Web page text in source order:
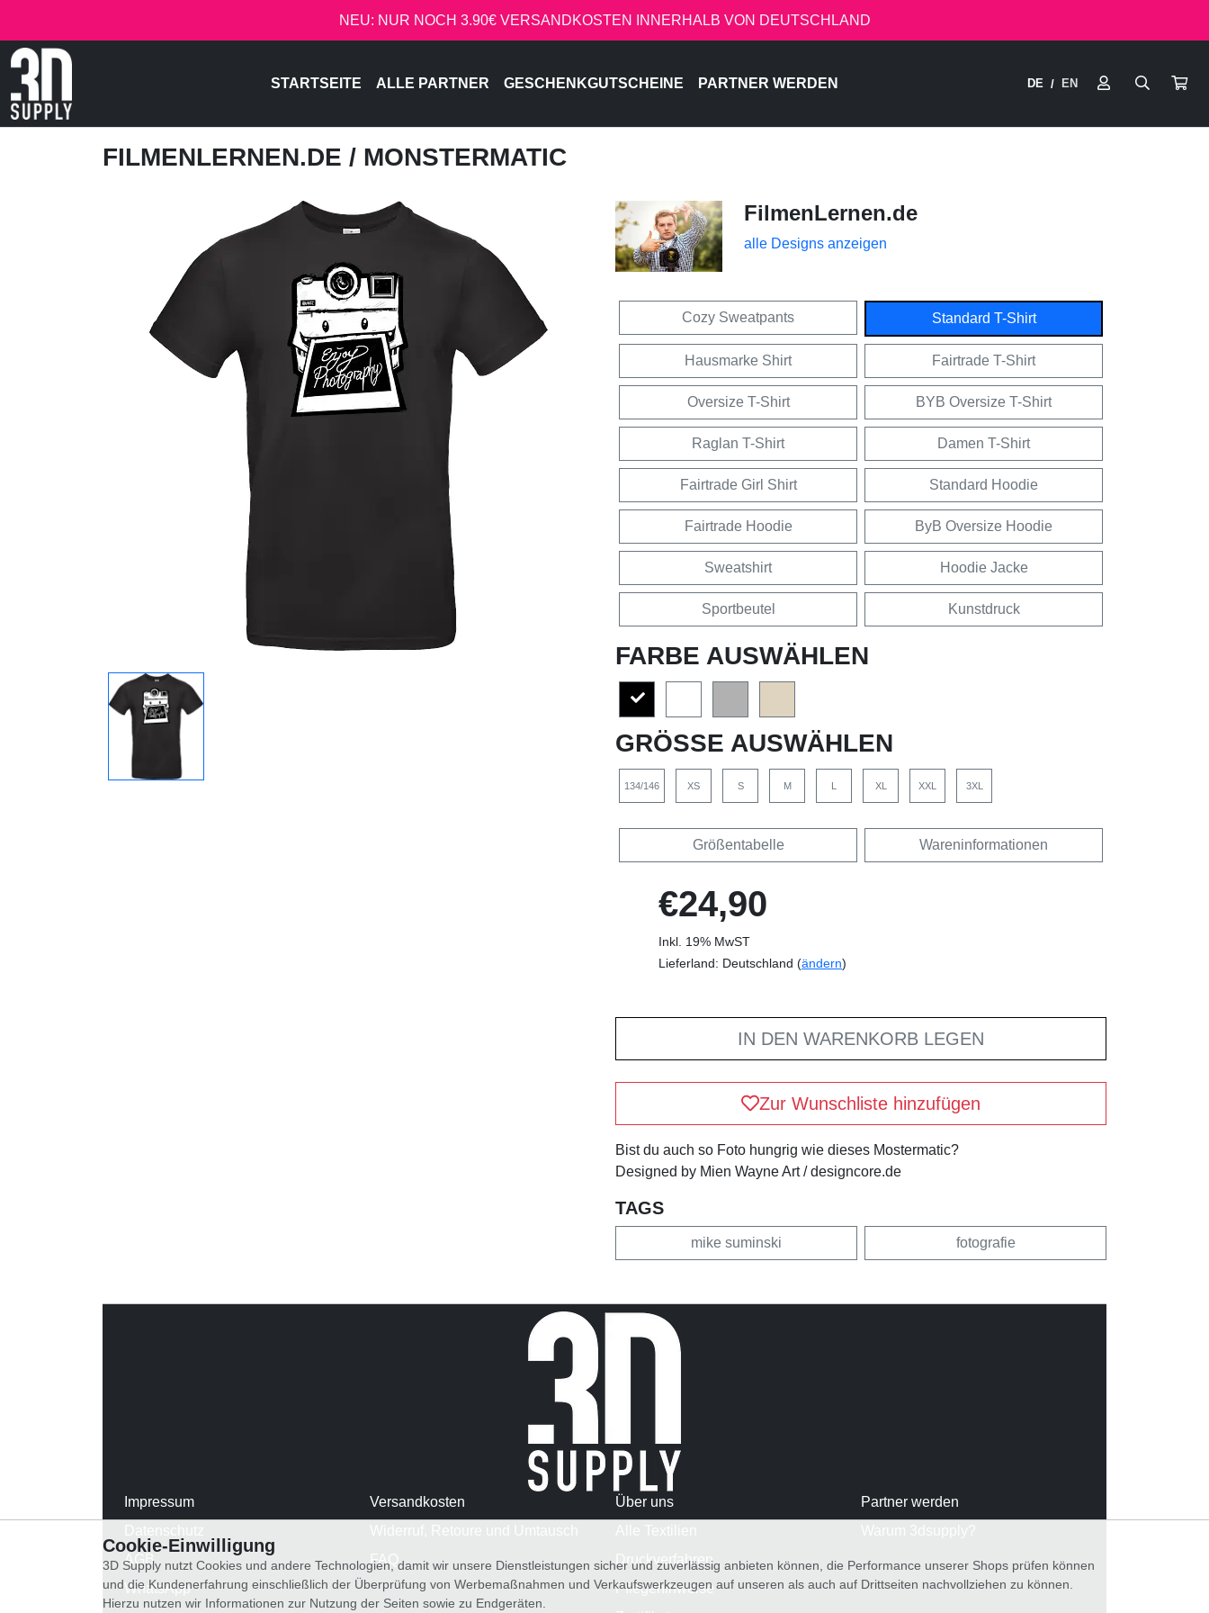
NEU: NUR NOCH 3.90€ VERSANDKOSTEN INNERHALB VON DEUTSCHLAND
STARTSEITE ALLE PARTNER GESCHENKGUTSCHEINE PARTNER WERDEN DE / EN
FILMENLERNEN.DE / MONSTERMATIC
FilmenLernen.de
alle Designs anzeigen
Cozy Sweatpants Standard T-Shirt
Hausmarke Shirt Fairtrade T-Shirt
Oversize T-Shirt BYB Oversize T-Shirt
Raglan T-Shirt Damen T-Shirt
Fairtrade Girl Shirt Standard Hoodie
Fairtrade Hoodie ByB Oversize Hoodie
Sweatshirt Hoodie Jacke
Sportbeutel Kunstdruck
FARBE AUSWÄHLEN
GRÖSSE AUSWÄHLEN
134/146 XS S M L XL XXL 3XL
Größentabelle Wareninformationen
€24,90
Inkl. 19% MwST
Lieferland: Deutschland (ändern)
IN DEN WARENKORB LEGEN
Zur Wunschliste hinzufügen
Bist du auch so Foto hungrig wie dieses Mostermatic?
Designed by Mien Wayne Art / designcore.de
TAGS
mike suminski fotografie
Impressum
AGB
WhatsApp
Versandkosten
FAQ
Über uns
Druckverfahren
Pflegehinweise
Partner werden
Cookie-Einwilligung
3D Supply nutzt Cookies und andere Technologien, damit wir unsere Dienstleistungen sicher und zuverlässig anbieten können, die Performance unserer Shops prüfen können
und die Kundenerfahrung einschließlich der Überprüfung von Werbemaßnahmen und Verkaufswerkzeugen auf unseren als auch auf Drittseiten nachvollziehen zu können.
Hierzu nutzen wir Informationen zur Nutzung der Seiten sowie zu Endgeräten.